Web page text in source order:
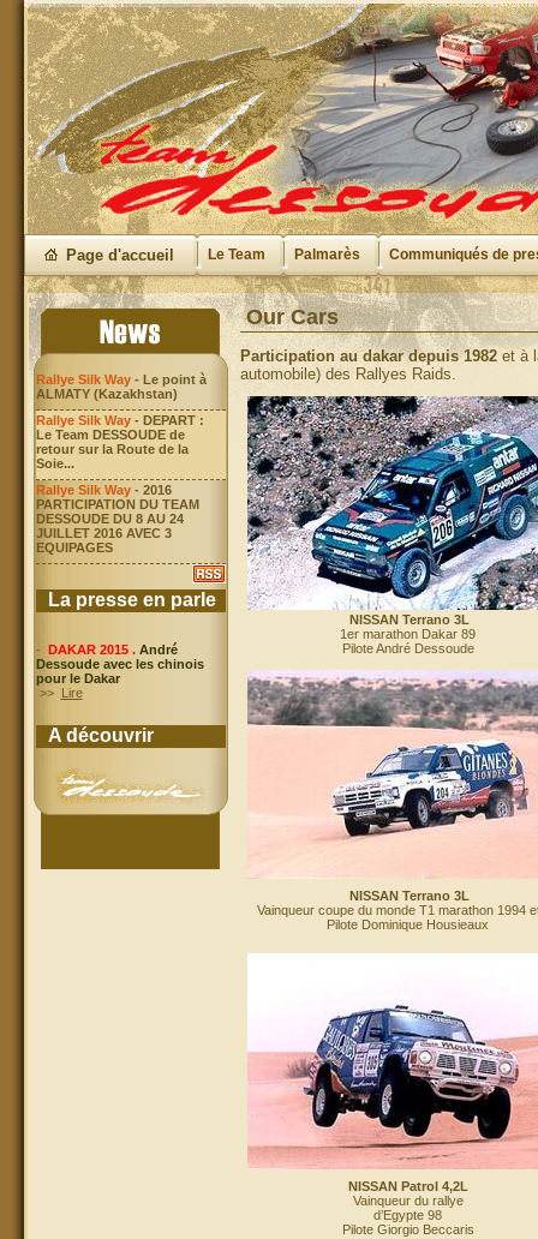
Page d'accueil Le Team Palmarès Communiqués de
Rallye Silk Way- Le point à
ALMATY (Kazakhstan)
Rallye Silk Way- DEPART :
Le Team DESSOUDE de
retour sur la Route de la
Soie...
Rallye Silk Way- 2016
PARTICIPATION DU TEAM
DESSOUDE DU 8 AU 24
JUILLET 2016 AVEC 3
EQUIPAGES
La presse en parle
- DAKAR 2015 . André
Dessoude avec les chinois
pour le Dakar
>>
Lire
A découvrir
Our Cars
Participation au dakar depuis 1982et à
automobile) des Rallyes Raids.
NISSAN Terrano 3L
1er marathon Dakar 89
Pilote André Dessoude
NISSAN Terrano 3L
Vainqueur coupe du monde T1 marathon 1994
Pilote Dominique Housieaux
NISSAN Patrol 4,2L
Vainqueur du rallye
d’Egypte 98
Pilote Giorgio Beccaris